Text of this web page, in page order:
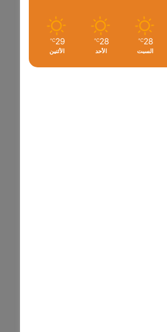
28
℃
السبت
28
℃
الأحد
29
℃
الأثنين